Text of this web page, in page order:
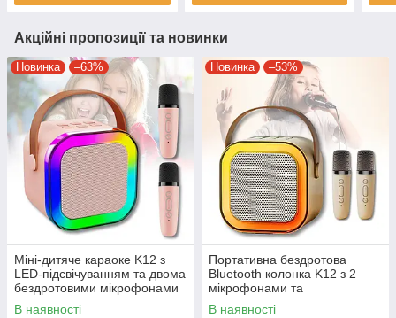
Акційні пропозиції та новинки
Новинка –63%
Міні-дитяче караоке K12 з
LED-підсвічуванням та двома
бездротовими мікрофонами
В наявності
Новинка –53%
Портативна бездротова
Bluetooth колонка K12 з 2
мікрофонами та
підсвічуванням
В наявності